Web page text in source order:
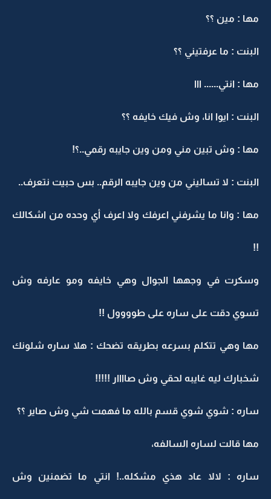
مها : مين ؟؟
البنت : ما عرفتيني ؟؟
مها : انتي...... ااا
البنت : ايوا انا، وش فيك خايفه ؟؟
مها : وش تبين مني ومن وين جايبه رقمي..؟!
البنت : لا تساليني من وين جايبه الرقم.. بس حبيت نتعرف..
مها : وانا ما يشرفني اعرفك ولا اعرف أي وحده من اشكالك
!!
وسكرت في وجهها الجوال وهي خايفه ومو عارفه وش
تسوي دقت على ساره على طوووول !!
مها وهي تتكلم بسرعه بطريقه تضحك : هلا ساره شلونك
شخبارك ليه غايبه لحقي وش صاااار !!!!!
ساره : شوي شوي قسم بالله ما فهمت شي وش صاير ؟؟
مها قالت لساره السالفه،
ساره : لالا عاد هذي مشكله..! انتي ما تضمنين وش